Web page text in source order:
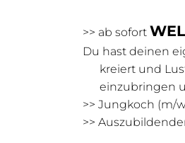
>> ab sofort
Du hast deinen
kreiert und Lust
einzubringen
>> Jungkoch (m/
>>